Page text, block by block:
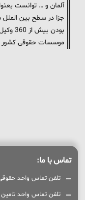
آلمان و … توانست
جزا در سطح بین الملل
بودن
موسسات حقوقی
تماس با ما:
تلفن تماس واحد حقوقی: 02191095670 -
تلفن تماس واحد تامین وثیقه: